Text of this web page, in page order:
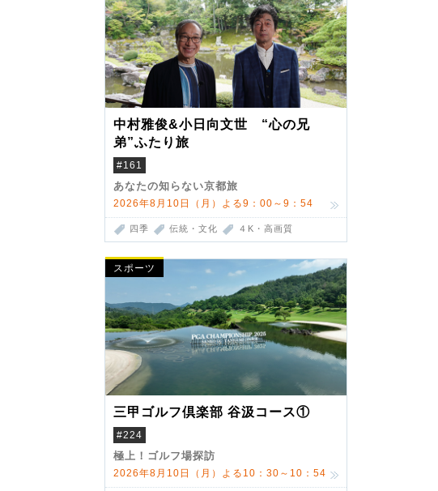
中村雅俊&小日向文世 “心の兄
弟”ふたり旅
#161
あなたの知らない京都旅
2026年8月10日（月）よる9：00～9：54
四季 伝統・文化 ４K・高画質
スポーツ
三甲ゴルフ倶楽部 谷汲コース①
#224
極上！ゴルフ場探訪
2026年8月10日（月）よる10：30～10：54